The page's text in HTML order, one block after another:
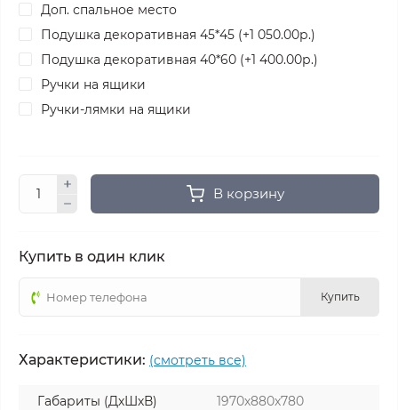
Доп. спальное место
Подушка декоративная 45*45 (+1 050.00р.)
Подушка декоративная 40*60 (+1 400.00р.)
Ручки на ящики
Ручки-лямки на ящики
В корзину
Купить в один клик
Купить
Характеристики: (смотреть все)
Габариты (ДхШхВ)
1970х880х780